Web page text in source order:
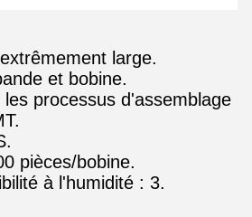
large.
et bobine.
processus d'assemblage
pièces/bobine.
à l'humidité : 3.